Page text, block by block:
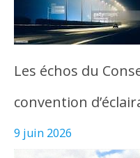
Les échos du
convention
9 juin 2026